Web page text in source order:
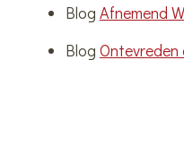
Blog Afnemend
Blog Ontevreden